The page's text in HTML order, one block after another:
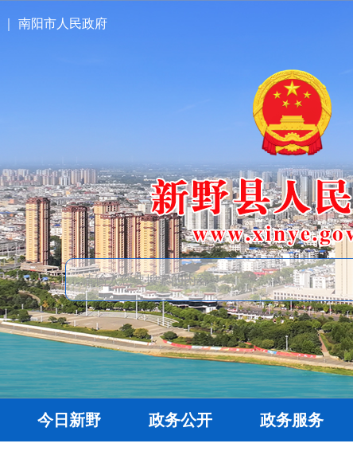
南阳市人民政府
今日新野 政务公开 政务服务